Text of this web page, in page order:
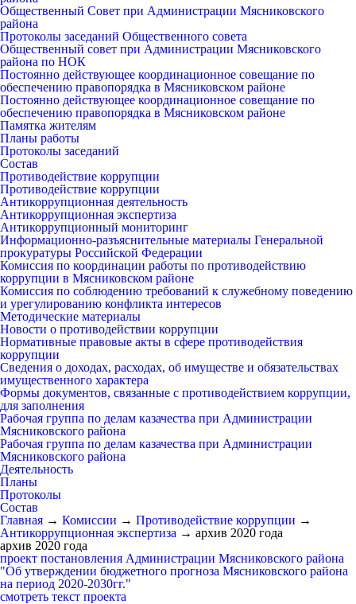
Общественный Совет при Администрации Мясниковского
района
Протоколы заседаний Общественного совета
Общественный совет при Администрации Мясниковского
района по НОК
Постоянно действующее координационное совещание по
обеспечению правопорядка в Мясниковском районе
Постоянно действующее координационное совещание по
обеспечению правопорядка в Мясниковском районе
Памятка жителям
Планы работы
Протоколы заседаний
Состав
Противодействие коррупции
Противодействие коррупции
Антикоррупционная деятельность
Антикоррупционная экспертиза
Антикоррупционный мониторинг
Информационно-разъяснительные материалы Генеральной
прокуратуры Российской Федерации
Комиссия по координации работы по противодействию
коррупции в Мясниковском районе
Комиссия по соблюдению требований к служебному поведению
и урегулированию конфликта интересов
Методические материалы
Новости о противодействии коррупции
Нормативные правовые акты в сфере противодействия
коррупции
Сведения о доходах, расходах, об имуществе и обязательствах
имущественного характера
Формы документов, связанные с противодействием коррупции,
для заполнения
Рабочая группа по делам казачества при Администрации
Мясниковского района
Рабочая группа по делам казачества при Администрации
Мясниковского района
Деятельность
Планы
Протоколы
Состав
Главная → Комиссии → Противодействие коррупции →
Антикоррупционная экспертиза → архив 2020 года
архив 2020 года
проект постановления Администрации Мясниковского района
"Об утверждении бюджетного прогноза Мясниковского района
на период 2020-2030гг."
смотреть текст проекта